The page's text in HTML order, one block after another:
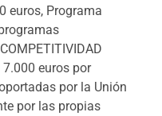
euros, Programa
7.000 euros por
por la Unión
por las propias